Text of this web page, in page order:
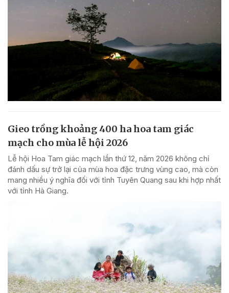
Gieo trồng khoảng 400 ha hoa tam giác
mạch cho mùa lễ hội 2026
Lễ hội Hoa Tam giác mạch lần thứ 12, năm 2026 không chỉ
đánh dấu sự trở lại của mùa hoa đặc trưng vùng cao, mà còn
mang nhiều ý nghĩa đối với tỉnh Tuyên Quang sau khi hợp nhất
với tỉnh Hà Giang.